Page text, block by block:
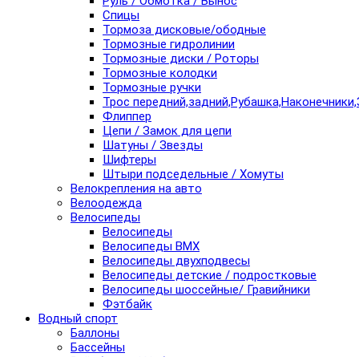
Спицы
Тормоза дисковые/ободные
Тормозные гидролинии
Тормозные диски / Роторы
Тормозные колодки
Тормозные ручки
Трос
Флиппер
Цепи / Замок для цепи
Шатуны / Звезды
Шифтеры
Штыри подседельные / Хомуты
Велокрепления на авто
Велоодежда
Велосипеды
Велосипеды
Велосипеды BMX
Велосипеды двухподвесы
Велосипеды детские / подростковые
Велосипеды шоссейные/ Гравийники
Фэтбайк
Водный спорт
Баллоны
Бассейны